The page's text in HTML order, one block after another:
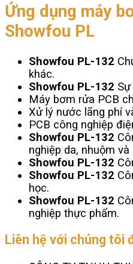
Ứng dụng máy
Showfou PL
Showfou PL-132
khác.
Showfou PL-132
Máy bơm rửa PCB
Xử lý nước lãng phí
PCB công nghiệp
Showfou PL-132
nghiệp da, nhuộm và
Showfou PL-132
Showfou PL-132
học.
Showfou PL-132
nghiệp thực phẩm.
Liên hệ với chúng tôi